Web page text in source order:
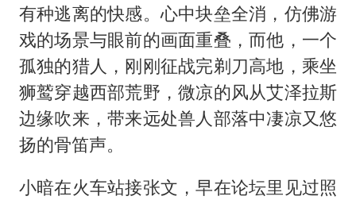
有种逃离的快感。心中块垒全消，仿佛游
戏的场景与眼前的画面重叠，而他，一个
孤独的猎人，刚刚征战完剃刀高地，乘坐
狮鹫穿越西部荒野，微凉的风从艾泽拉斯
边缘吹来，带来远处兽人部落中凄凉又悠
扬的骨笛声。
小暗在火车站接张文，早在论坛里见过照